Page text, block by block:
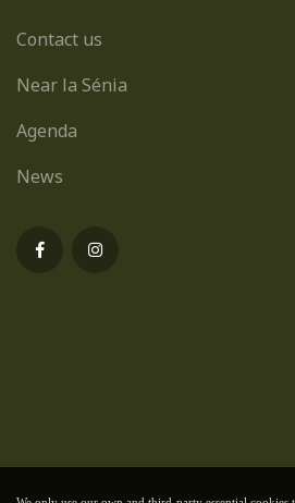
Contact us
Near la Sénia
Agenda
News